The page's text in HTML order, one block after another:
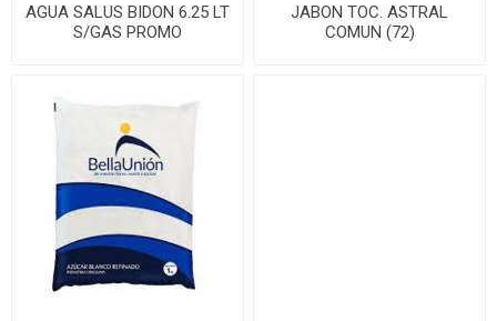
AGUA SALUS BIDON 6.25 LT
S/GAS PROMO
JABON TOC. ASTRAL
COMUN (72)